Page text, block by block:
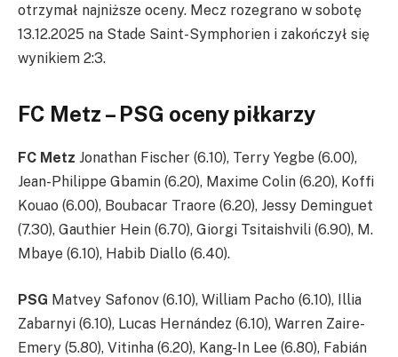
otrzymał najniższe oceny. Mecz rozegrano w sobotę
13.12.2025 na Stade Saint-Symphorien i zakończył się
wynikiem 2:3.
FC Metz – PSG oceny piłkarzy
FC Metz Jonathan Fischer (6.10), Terry Yegbe (6.00),
Jean-Philippe Gbamin (6.20), Maxime Colin (6.20), Koffi
Kouao (6.00), Boubacar Traore (6.20), Jessy Deminguet
(7.30), Gauthier Hein (6.70), Giorgi Tsitaishvili (6.90), M.
Mbaye (6.10), Habib Diallo (6.40).
PSG Matvey Safonov (6.10), William Pacho (6.10), Illia
Zabarnyi (6.10), Lucas Hernández (6.10), Warren Zaire-
Emery (5.80), Vitinha (6.20), Kang-In Lee (6.80), Fabián